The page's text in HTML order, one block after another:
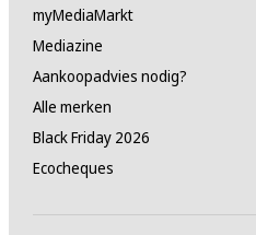
myMediaMarkt
Mediazine
Aankoopadvies nodig?
Alle merken
Black Friday 2026
Ecocheques